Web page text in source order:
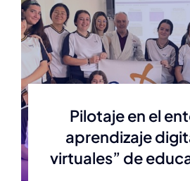
Noticias
Noticias
Pilotaje en el
aprendizaje
virtuales” de